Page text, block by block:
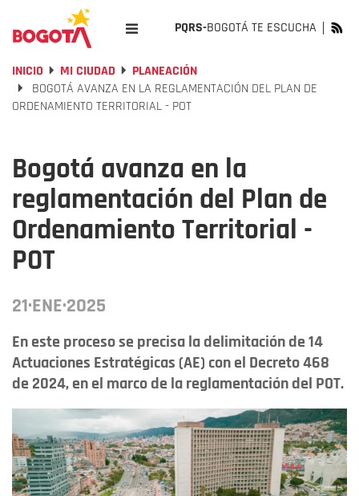
PQRS-BOGOTÁ TE ESCUCHA
INICIO MI CIUDAD
PLANEACIÓN
BOGOTÁ AVANZA EN LA REGLAMENTACIÓN DEL PLAN DE
ORDENAMIENTO TERRITORIAL - POT
Bogotá avanza en la
reglamentación del Plan de
Ordenamiento Territorial -
POT
21·ENE·2025
En este proceso se precisa la delimitación de 14
Actuaciones Estratégicas (AE) con el Decreto 468
de 2024, en el marco de la reglamentación del POT.